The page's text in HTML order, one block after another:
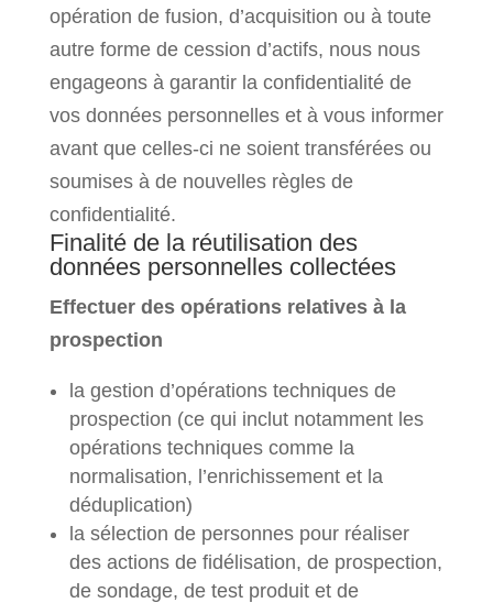
opération de fusion, d’acquisition ou à toute
autre forme de cession d’actifs, nous nous
engageons à garantir la confidentialité de
vos données personnelles et à vous informer
avant que celles-ci ne soient transférées ou
soumises à de nouvelles règles de
confidentialité.
Finalité de la réutilisation des
données personnelles collectées
Effectuer des opérations relatives à la
prospection
la gestion d’opérations techniques de
prospection (ce qui inclut notamment les
opérations techniques comme la
normalisation, l’enrichissement et la
déduplication)
la sélection de personnes pour réaliser
des actions de fidélisation, de prospection,
de sondage, de test produit et de